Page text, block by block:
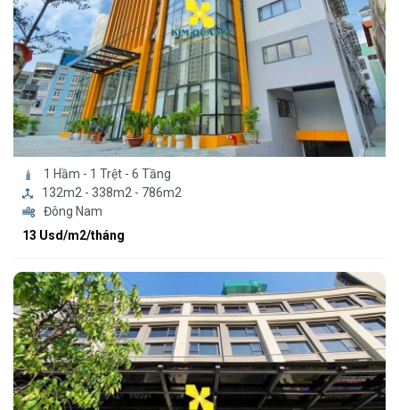
1 Hầm - 1 Trệt - 6 Tầng
132m2 - 338m2 - 786m2
Đông Nam
13 Usd/m2/tháng